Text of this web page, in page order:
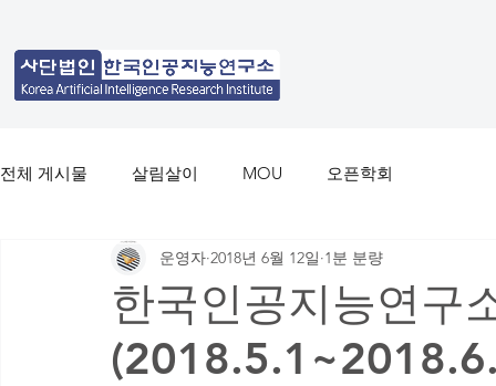
전체 게시물 살림살이 MOU 오픈학회
한국인공지능연구
운영자 2018년 6월 12일 1분 분량